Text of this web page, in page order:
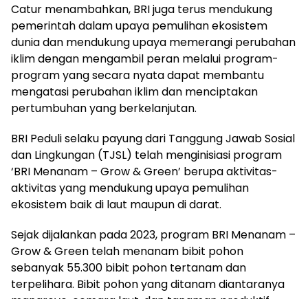
Catur menambahkan, BRI juga terus mendukung
pemerintah dalam upaya pemulihan ekosistem
dunia dan mendukung upaya memerangi perubahan
iklim dengan mengambil peran melalui program-
program yang secara nyata dapat membantu
mengatasi perubahan iklim dan menciptakan
pertumbuhan yang berkelanjutan.
BRI Peduli selaku payung dari Tanggung Jawab Sosial
dan Lingkungan (TJSL) telah menginisiasi program
‘BRI Menanam – Grow & Green’ berupa aktivitas-
aktivitas yang mendukung upaya pemulihan
ekosistem baik di laut maupun di darat.
Sejak dijalankan pada 2023, program BRI Menanam –
Grow & Green telah menanam bibit pohon
sebanyak 55.300 bibit pohon tertanam dan
terpelihara. Bibit pohon yang ditanam diantaranya